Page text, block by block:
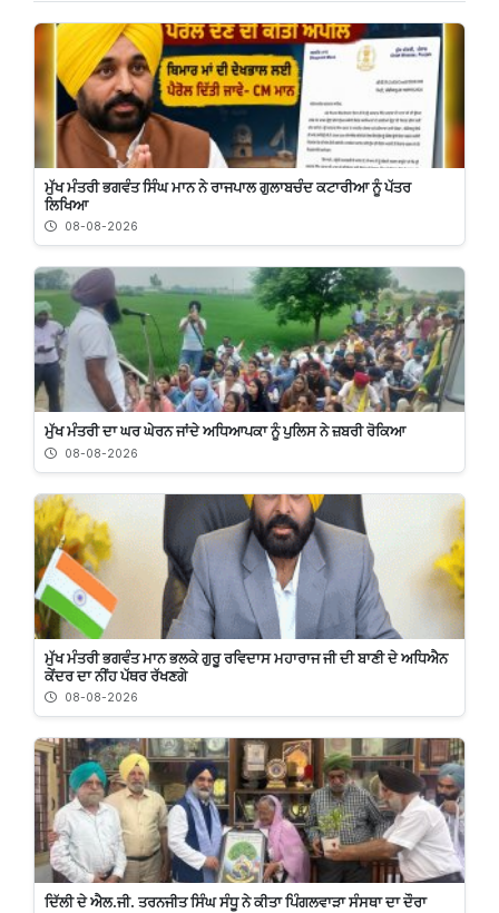
ਮੁੱਖ ਮੰਤਰੀ ਭਗਵੰਤ ਸਿੰਘ ਮਾਨ ਨੇ ਰਾਜਪਾਲ ਗੁਲਾਬਚੰਦ ਕਟਾਰੀਆ ਨੂੰ ਪੱਤਰ
ਲਿਖਿਆ
08-08-2026
ਮੁੱਖ ਮੰਤਰੀ ਦਾ ਘਰ ਘੇਰਨ ਜਾਂਦੇ ਅਧਿਆਪਕਾ ਨੂੰ ਪੁਲਿਸ ਨੇ ਜ਼ਬਰੀ ਰੋਕਿਆ
08-08-2026
ਮੁੱਖ ਮੰਤਰੀ ਭਗਵੰਤ ਮਾਨ ਭਲਕੇ ਗੁਰੂ ਰਵਿਦਾਸ ਮਹਾਰਾਜ ਜੀ ਦੀ ਬਾਣੀ ਦੇ ਅਧਿਐਨ
ਕੇਂਦਰ ਦਾ ਨੀਂਹ ਪੱਥਰ ਰੱਖਣਗੇ
08-08-2026
ਦਿੱਲੀ ਦੇ ਐਲ.ਜੀ. ਤਰਨਜੀਤ ਸਿੰਘ ਸੰਧੂ ਨੇ ਕੀਤਾ ਪਿੰਗਲਵਾੜਾ ਸੰਸਥਾ ਦਾ ਦੌਰਾ